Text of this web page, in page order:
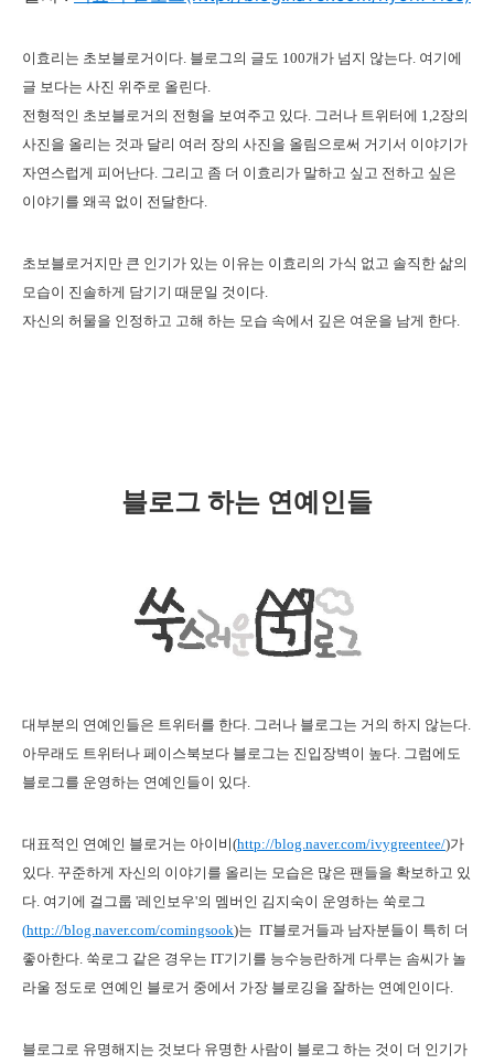
이효리는 초보블로거이다. 블로그의 글도 100개가 넘지 않는다. 여기에
글 보다는 사진 위주로 올린다.
전형적인 초보블로거의 전형을 보여주고 있다. 그러나 트위터에 1,2장의
사진을 올리는 것과 달리 여러 장의 사진을 올림으로써 거기서 이야기가
자연스럽게 피어난다. 그리고 좀 더 이효리가 말하고 싶고 전하고 싶은
이야기를 왜곡 없이 전달한다.
초보블로거지만 큰 인기가 있는 이유는 이효리의 가식 없고 솔직한 삶의
모습이 진솔하게 담기기 때문일 것이다.
자신의 허물을 인정하고 고해 하는 모습 속에서 깊은 여운을 남게 한다.
블로그 하는 연예인들
대부분의 연예인들은 트위터를 한다. 그러나 블로그는 거의 하지 않는다.
아무래도 트위터나 페이스북보다 블로그는 진입장벽이 높다. 그럼에도
블로그를 운영하는 연예인들이 있다.
대표적인 연예인 블로거는 아이비(http://blog.naver.com/ivygreentee/)가
있다. 꾸준하게 자신의 이야기를 올리는 모습은 많은 팬들을 확보하고 있
다. 여기에 걸그룹 '레인보우'의 멤버인 김지숙이 운영하는 쑥로그
(http://blog.naver.com/comingsook)는 IT블로거들과 남자분들이 특히 더
좋아한다. 쑥로그 같은 경우는 IT기기를 능수능란하게 다루는 솜씨가 놀
라울 정도로 연예인 블로거 중에서 가장 블로깅을 잘하는 연예인이다.
블로그로 유명해지는 것보다 유명한 사람이 블로그 하는 것이 더 인기가